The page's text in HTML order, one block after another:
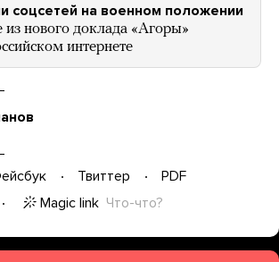
соцсетей на военном положении
нового доклада «Агоры»
интернете
Твиттер
PDF
Magic link Что-что?